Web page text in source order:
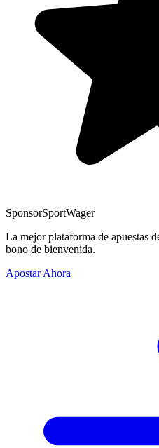
SponsorSportWager
La mejor plataforma de apuestas
bono de bienvenida.
Apostar Ahora